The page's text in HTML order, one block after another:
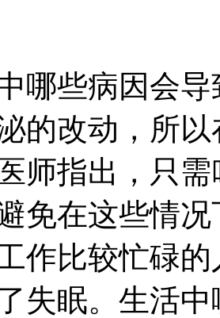
些病因会导
的改动，所
师指出，只
免在这些情
作比较忙碌
失眠。生活